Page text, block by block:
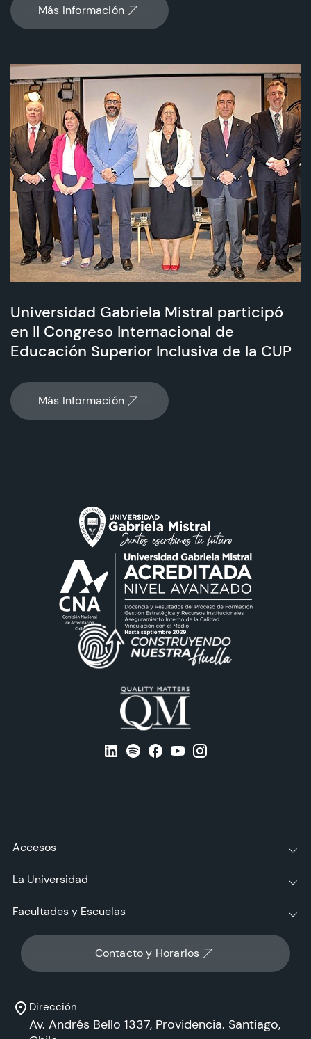
Más Información
Universidad Gabriela Mistral participó
en II Congreso Internacional de
Educación Superior Inclusiva de la CUP
Más Información
Contacto y Horarios
Dirección
Av. Andrés Bello 1337, Providencia. Santiago,
Accesos
La Universidad
Facultades y Escuelas